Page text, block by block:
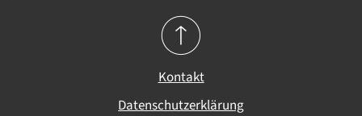
Kontakt
Datenschutzerklärung